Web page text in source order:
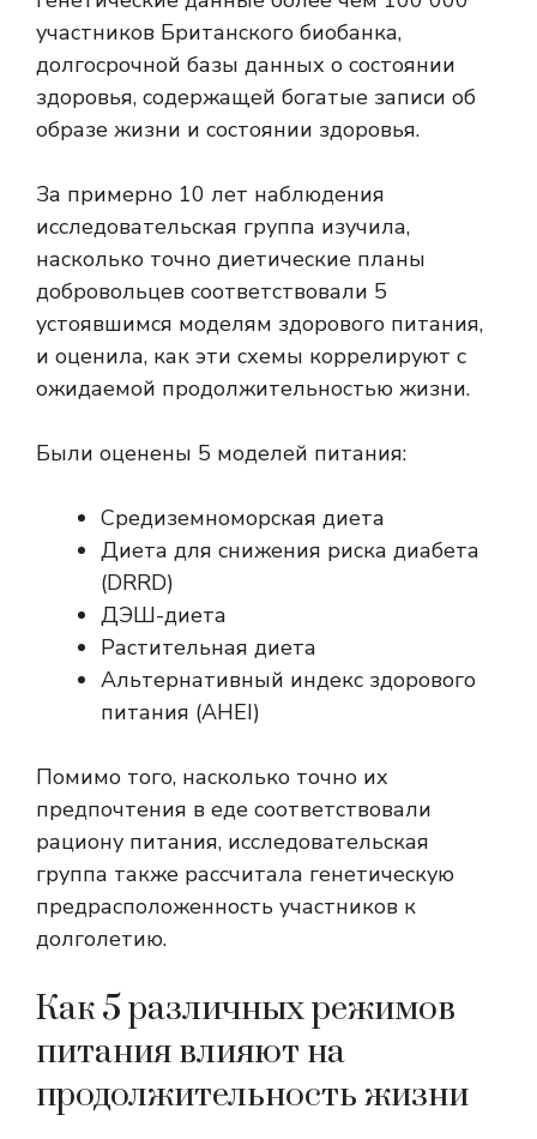
участников Британского биобанка,
долгосрочной базы данных о состоянии
здоровья, содержащей богатые записи об
образе жизни и состоянии здоровья.
За примерно 10 лет наблюдения
исследовательская группа изучила,
насколько точно диетические планы
добровольцев соответствовали 5
устоявшимся моделям здорового питания,
и оценила, как эти схемы коррелируют с
ожидаемой продолжительностью жизни.
Были оценены 5 моделей питания:
Средиземноморская диета
Диета для снижения риска диабета
(DRRD)
ДЭШ-диета
Растительная диета
Альтернативный индекс здорового
питания (AHEI)
Помимо того, насколько точно их
предпочтения в еде соответствовали
рациону питания, исследовательская
группа также рассчитала генетическую
предрасположенность участников к
долголетию.
Как 5 различных режимов
питания влияют на
продолжительность жизни